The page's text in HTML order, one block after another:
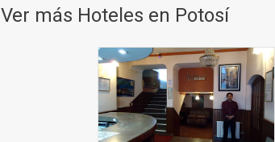
Ver más Hoteles en Potosí